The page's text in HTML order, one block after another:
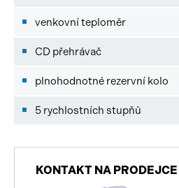
venkovní teploměr
CD přehrávač
plnohodnotné rezervní kolo
5 rychlostních stupňů
KONTAKT NA PRODEJCE